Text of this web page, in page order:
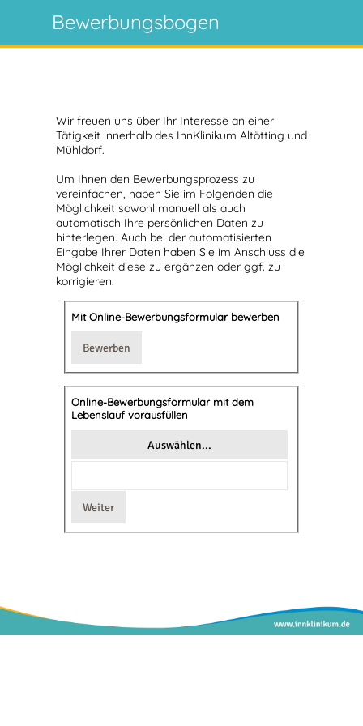
Bewerbungsbogen
Wir freuen uns über Ihr Interesse an einer
Tätigkeit innerhalb des InnKlinikum Altötting und
Mühldorf.
Um Ihnen den Bewerbungsprozess zu
vereinfachen, haben Sie im Folgenden die
Möglichkeit sowohl manuell als auch
automatisch Ihre persönlichen Daten zu
hinterlegen. Auch bei der automatisierten
Eingabe Ihrer Daten haben Sie im Anschluss die
Möglichkeit diese zu ergänzen oder ggf. zu
korrigieren.
Mit Online-Bewerbungsformular bewerben
Online-Bewerbungsformular mit dem
Lebenslauf vorausfüllen